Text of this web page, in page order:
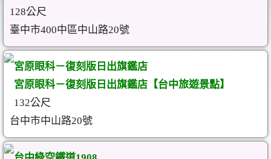
128公尺
臺中市400中區中山路20號
宮原眼科－復刻版日出旗鑑店
宮原眼科－復刻版日出旗鑑店【台中旅遊景點】
132公尺
台中市中山路20號